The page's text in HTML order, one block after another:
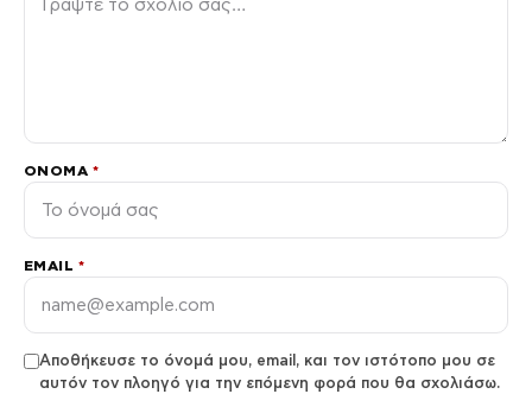
ΌΝΟΜΑ *
EMAIL *
Αποθήκευσε το όνομά μου, email, και τον ιστότοπο μου σε
αυτόν τον πλοηγό για την επόμενη φορά που θα σχολιάσω.